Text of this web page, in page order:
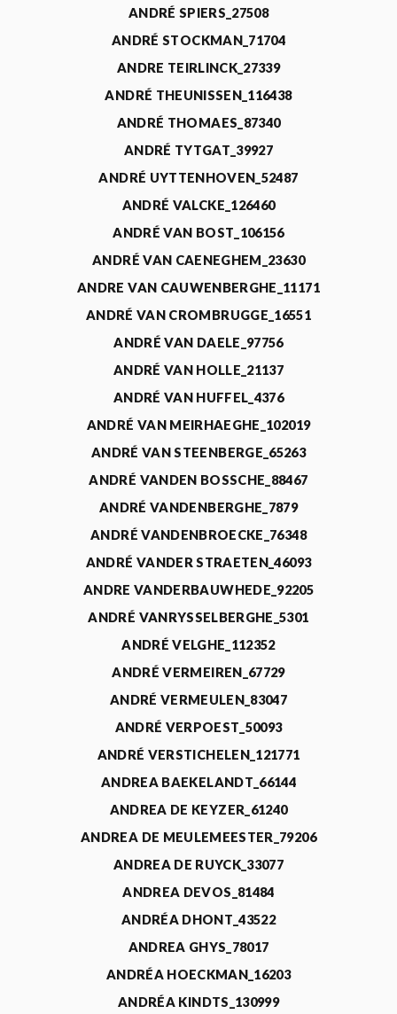
ANDRÉ SPIERS_27508
ANDRÉ STOCKMAN_71704
ANDRE TEIRLINCK_27339
ANDRÉ THEUNISSEN_116438
ANDRÉ THOMAES_87340
ANDRÉ TYTGAT_39927
ANDRÉ UYTTENHOVEN_52487
ANDRÉ VALCKE_126460
ANDRÉ VAN BOST_106156
ANDRÉ VAN CAENEGHEM_23630
ANDRE VAN CAUWENBERGHE_11171
ANDRÉ VAN CROMBRUGGE_16551
ANDRÉ VAN DAELE_97756
ANDRÉ VAN HOLLE_21137
ANDRÉ VAN HUFFEL_4376
ANDRÉ VAN MEIRHAEGHE_102019
ANDRÉ VAN STEENBERGE_65263
ANDRÉ VANDEN BOSSCHE_88467
ANDRÉ VANDENBERGHE_7879
ANDRÉ VANDENBROECKE_76348
ANDRÉ VANDER STRAETEN_46093
ANDRE VANDERBAUWHEDE_92205
ANDRÉ VANRYSSELBERGHE_5301
ANDRÉ VELGHE_112352
ANDRÉ VERMEIREN_67729
ANDRÉ VERMEULEN_83047
ANDRÉ VERPOEST_50093
ANDRÉ VERSTICHELEN_121771
ANDREA BAEKELANDT_66144
ANDREA DE KEYZER_61240
ANDREA DE MEULEMEESTER_79206
ANDREA DE RUYCK_33077
ANDREA DEVOS_81484
ANDRÉA DHONT_43522
ANDREA GHYS_78017
ANDRÉA HOECKMAN_16203
ANDRÉA KINDTS_130999